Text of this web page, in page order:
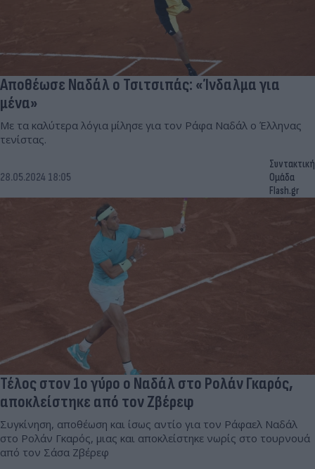
Αποθέωσε Ναδάλ ο Τσιτσιπάς: «Ίνδαλμα για
μένα»
Με τα καλύτερα λόγια μίλησε για τον Ράφα Ναδάλ ο Έλληνας
τενίστας.
28.05.2024 18:05
Συντακτική
Ομάδα
Flash.gr
Τέλος στον 1ο γύρο ο Ναδάλ στο Ρολάν Γκαρός,
αποκλείστηκε από τον Ζβέρεφ
Συγκίνηση, αποθέωση και ίσως αντίο για τον Ράφαελ Ναδάλ
στο Ρολάν Γκαρός, μιας και αποκλείστηκε νωρίς στο τουρνουά
από τον Σάσα Ζβέρεφ